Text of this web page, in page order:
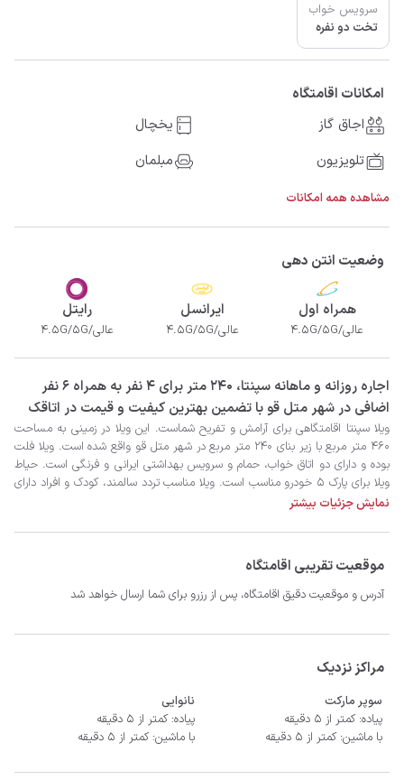
سرویس خواب
تخت دو نفره
امکانات اقامتگاه
اجاق گاز
یخچال
تلویزیون
مبلمان
مشاهده همه امکانات
وضعیت انتن دهی
همراه اول
عالی/4.5G/5G
ایرانسل
عالی/4.5G/5G
رایتل
عالی/4.5G/5G
‫‫اجاره روزانه و ماهانه سپنتا، 240 متر برای 4 نفر به همراه 6 نفر
اضافی در شهر متل قو با تضمین بهترین کیفیت و قیمت در اتاقک
- سیستم سرمایشی کولر گازی و گرمایشی بخاری گازی
نمایش جزئیات بیشتر
موقعیت تقریبی اقامتگاه
آدرس و موقعیت دقیق اقامتگاه، پس از رزرو برای شما ارسال خواهد شد
مراکز نزدیک
سوپر مارکت
پیاده: کمتر از 5 دقیقه
با ماشین: کمتر از 5 دقیقه
نانوایی
پیاده: کمتر از 5 دقیقه
با ماشین: کمتر از 5 دقیقه